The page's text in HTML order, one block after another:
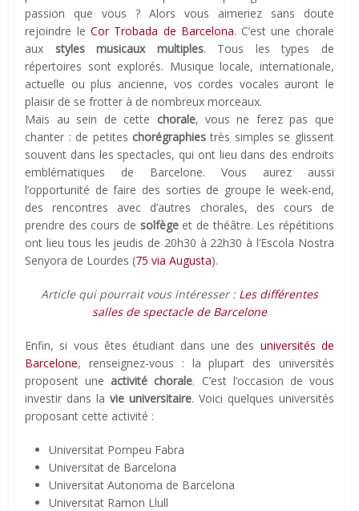
passion que vous ? Alors vous aimeriez sans doute
rejoindre le Cor Trobada de Barcelona. C’est une chorale
aux styles musicaux multiples. Tous les types de
répertoires sont explorés. Musique locale, internationale,
actuelle ou plus ancienne, vos cordes vocales auront le
plaisir de se frotter à de nombreux morceaux.
Mais au sein de cette chorale, vous ne ferez pas que
chanter : de petites chorégraphies très simples se glissent
souvent dans les spectacles, qui ont lieu dans des endroits
emblématiques de Barcelone. Vous aurez aussi
l’opportunité de faire des sorties de groupe le week-end,
des rencontres avec d’autres chorales, des cours de
prendre des cours de solfègeet de théâtre. Les répétitions
ont lieu tous les jeudis de 20h30 à 22h30 à l’Escola Nostra
Senyora de Lourdes (75 via Augusta).
Article qui pourrait vous intéresser : Les différentes
salles de spectacle de Barcelone
Enfin, si vous êtes étudiant dans une des universités de
Barcelone, renseignez-vous : la plupart des universités
proposent une activité chorale. C’est l’occasion de vous
investir dans lavie universitaire. Voici quelques universités
proposant cette activité :
Universitat Pompeu Fabra
Universitat de Barcelona
Universitat Autonoma de Barcelona
Universitat Ramon Llull